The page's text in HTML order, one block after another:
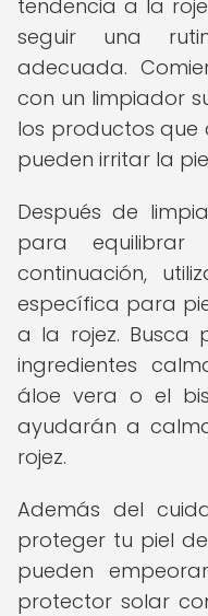
tendencia a la
seguir una
adecuada.
con un limpiador
los productos que
pueden irritar la
Después de
para
continuación,
específica para
a la rojez. Busca
ingredientes
áloe vera o el
ayudarán a
rojez.
Además del
proteger tu piel
pueden
protector solar